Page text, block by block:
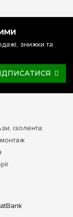
знижки та
ізолента